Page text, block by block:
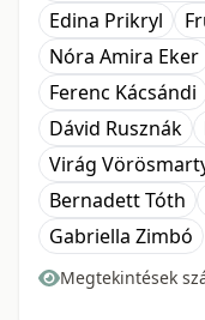
Edina Prikryl
Nóra Amira Eker
Ferenc Kácsándi
Dávid Rusznák
Virág
Bernadett Tóth
Gabriella Zimbó
Megtekintések